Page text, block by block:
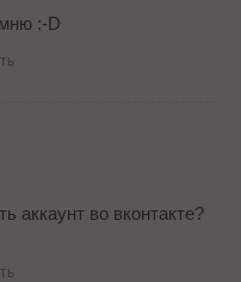
:-D
аккаунт во вконтакте?